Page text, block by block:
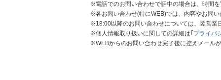
※電話でのお問い合わせで話中の場合は、時間
※各お問い合わせ(特にWEB)では、内容やお問
※18:00以降のお問い合わせについては、翌営業
※個人情報取り扱いに関しての詳細は｢ プライバ
※WEBからのお問い合わせ完了後に控えメール